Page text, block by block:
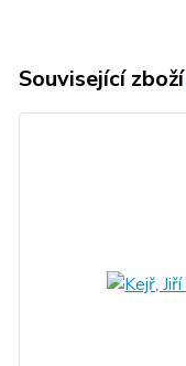
Související zboží